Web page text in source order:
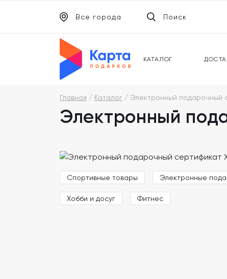
КАТАЛОГ
Все города Поиск
ПОДАРОЧНЫЕ КАРТЫ
Главная Каталог Электронный подарочный
Электронный
Спортивные товары Электронные
Хобби и досуг Фитнес